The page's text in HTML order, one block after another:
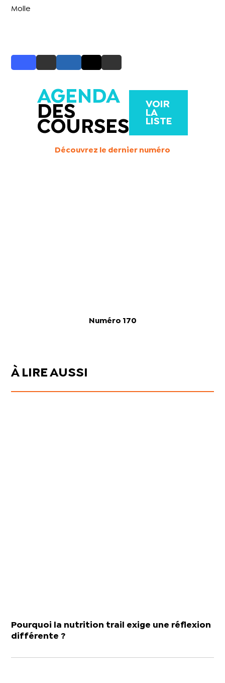
Molle
AGENDA
DES
COURSES
VOIR
LA
LISTE
Découvrez le dernier numéro
Numéro 170
À LIRE AUSSI
Pourquoi la nutrition trail exige une réflexion
différente ?